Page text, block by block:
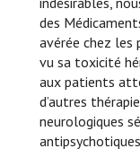
des
avérée chez
vu sa toxicité
aux patients
d’autres
neurologiques